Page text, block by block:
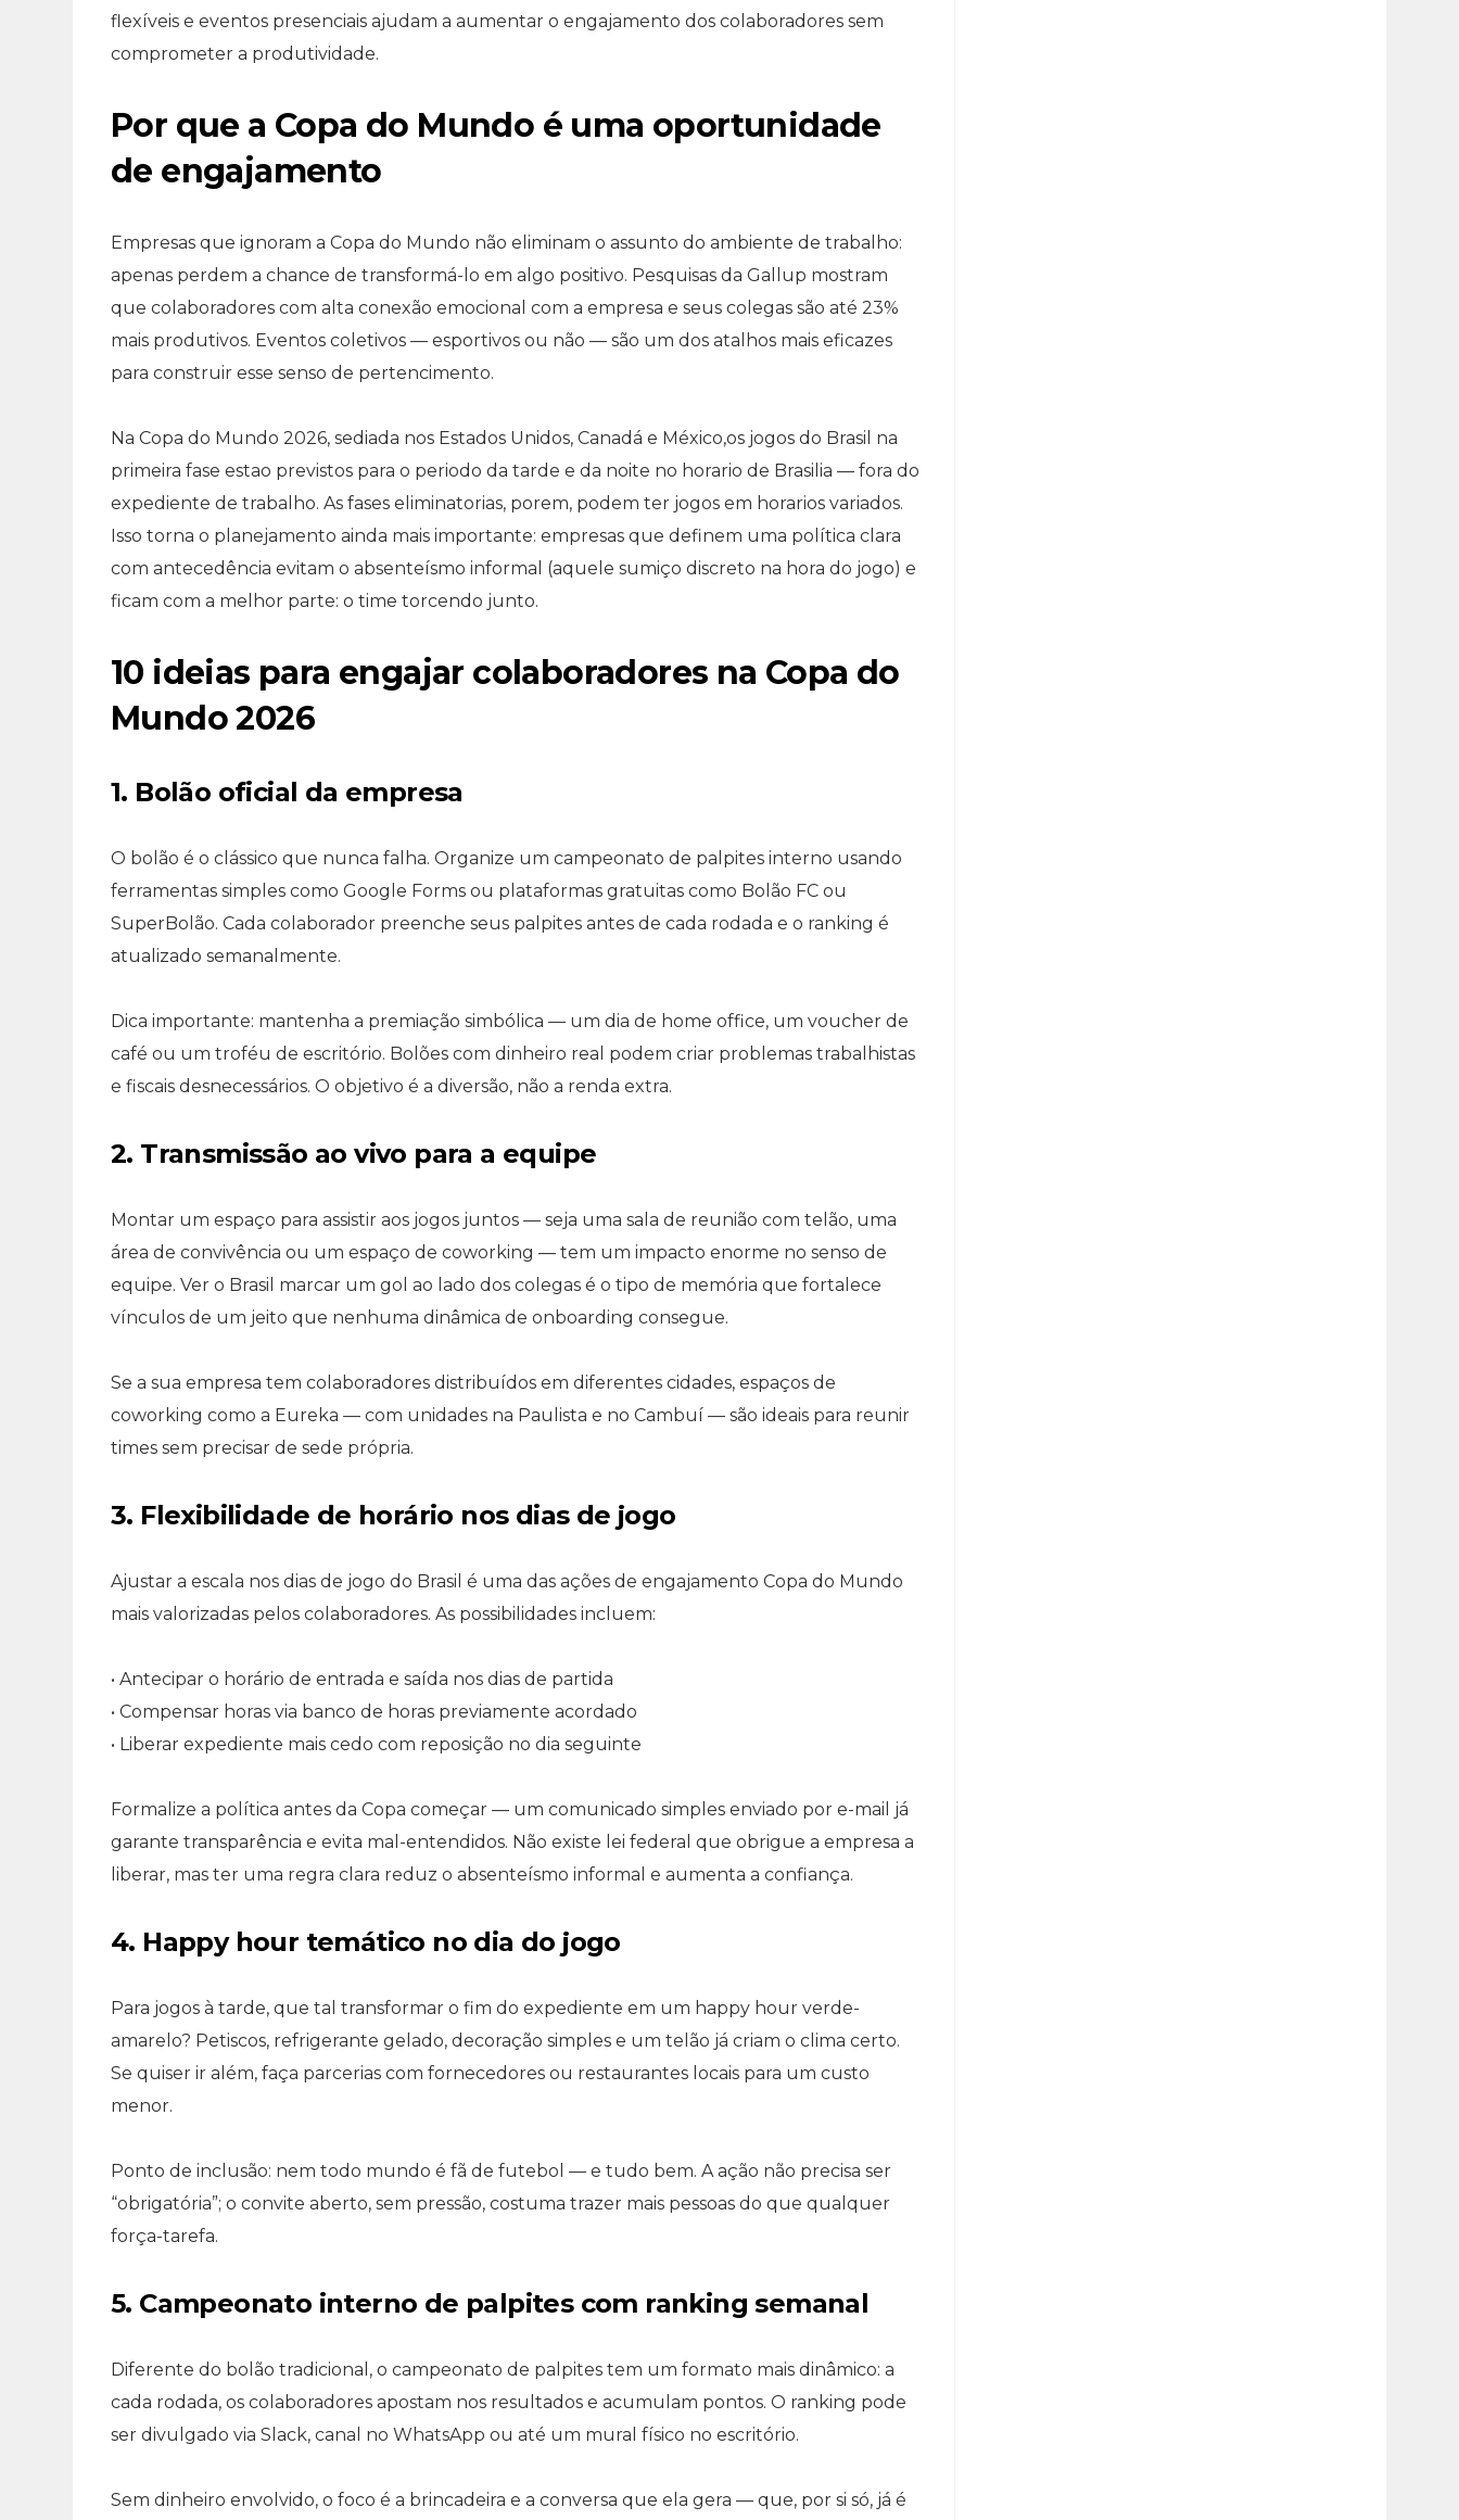
flexíveis e eventos presenciais ajudam a aumentar o engajamento dos colaboradores sem
comprometer a produtividade.
Por que a Copa do Mundo é uma oportunidade
de engajamento
Empresas que ignoram a Copa do Mundo não eliminam o assunto do ambiente de trabalho:
apenas perdem a chance de transformá-lo em algo positivo. Pesquisas da Gallup mostram
que colaboradores com alta conexão emocional com a empresa e seus colegas são até 23%
mais produtivos. Eventos coletivos — esportivos ou não — são um dos atalhos mais eficazes
para construir esse senso de pertencimento.
Na Copa do Mundo 2026, sediada nos Estados Unidos, Canadá e México,os jogos do Brasil na
primeira fase estao previstos para o periodo da tarde e da noite no horario de Brasilia — fora do
expediente de trabalho. As fases eliminatorias, porem, podem ter jogos em horarios variados.
Isso torna o planejamento ainda mais importante: empresas que definem uma política clara
com antecedência evitam o absenteísmo informal (aquele sumiço discreto na hora do jogo) e
ficam com a melhor parte: o time torcendo junto.
10 ideias para engajar colaboradores na Copa do
Mundo 2026
1. Bolão oficial da empresa
O bolão é o clássico que nunca falha. Organize um campeonato de palpites interno usando
ferramentas simples como Google Forms ou plataformas gratuitas como Bolão FC ou
SuperBolão. Cada colaborador preenche seus palpites antes de cada rodada e o ranking é
atualizado semanalmente.
Dica importante: mantenha a premiação simbólica — um dia de home office, um voucher de
café ou um troféu de escritório. Bolões com dinheiro real podem criar problemas trabalhistas
e fiscais desnecessários. O objetivo é a diversão, não a renda extra.
2. Transmissão ao vivo para a equipe
Montar um espaço para assistir aos jogos juntos — seja uma sala de reunião com telão, uma
área de convivência ou um espaço de coworking — tem um impacto enorme no senso de
equipe. Ver o Brasil marcar um gol ao lado dos colegas é o tipo de memória que fortalece
vínculos de um jeito que nenhuma dinâmica de onboarding consegue.
Se a sua empresa tem colaboradores distribuídos em diferentes cidades, espaços de
coworking como a Eureka — com unidades na Paulista e no Cambuí — são ideais para reunir
times sem precisar de sede própria.
3. Flexibilidade de horário nos dias de jogo
Ajustar a escala nos dias de jogo do Brasil é uma das ações de engajamento Copa do Mundo
mais valorizadas pelos colaboradores. As possibilidades incluem:
• Antecipar o horário de entrada e saída nos dias de partida
• Compensar horas via banco de horas previamente acordado
• Liberar expediente mais cedo com reposição no dia seguinte
Formalize a política antes da Copa começar — um comunicado simples enviado por e-mail já
garante transparência e evita mal-entendidos. Não existe lei federal que obrigue a empresa a
liberar, mas ter uma regra clara reduz o absenteísmo informal e aumenta a confiança.
4. Happy hour temático no dia do jogo
Para jogos à tarde, que tal transformar o fim do expediente em um happy hour verde-
amarelo? Petiscos, refrigerante gelado, decoração simples e um telão já criam o clima certo.
Se quiser ir além, faça parcerias com fornecedores ou restaurantes locais para um custo
menor.
Ponto de inclusão: nem todo mundo é fã de futebol — e tudo bem. A ação não precisa ser
“obrigatória”; o convite aberto, sem pressão, costuma trazer mais pessoas do que qualquer
força-tarefa.
5. Campeonato interno de palpites com ranking semanal
Diferente do bolão tradicional, o campeonato de palpites tem um formato mais dinâmico: a
cada rodada, os colaboradores apostam nos resultados e acumulam pontos. O ranking pode
ser divulgado via Slack, canal no WhatsApp ou até um mural físico no escritório.
Sem dinheiro envolvido, o foco é a brincadeira e a conversa que ela gera — que, por si só, já é